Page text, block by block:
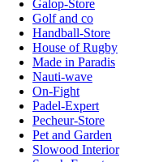
Galop-Store
Golf and co
Handball-Store
House of Rugby
Made in Paradis
Nauti-wave
On-Fight
Padel-Expert
Pecheur-Store
Pet and Garden
Slowood Interior